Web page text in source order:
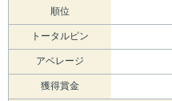
順位
トータルピン
アベレージ
獲得賞金